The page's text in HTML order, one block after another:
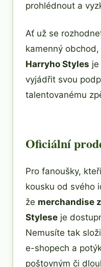
prohlédnout a
Ať už se
kamenný
Harryho Styles
vyjádřit svou
talentovanému
Oficiální
Pro fanoušky,
kousku od svého
že merchandise
Stylese je
Nemusíte tak
e-shopech a
poštovným či